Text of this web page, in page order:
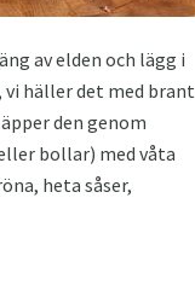
av elden och lägg i
häller det med brant
den genom
bollar) med våta
heta såser,